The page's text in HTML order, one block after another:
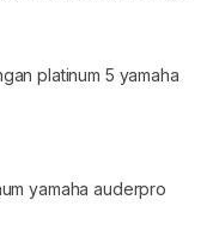
platinum 5 yamaha
yamaha auderpro